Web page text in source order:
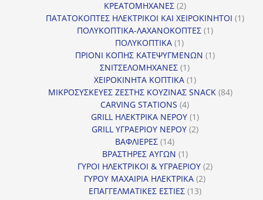
προϊόν
ΚΡΕΑΤΟΜΗΧΑΝΕΣ 22
προϊόντα
ΠΑΤΑΤΟΚΟΠΤΕΣ ΗΛΕΚΤΡΙΚΟΙ ΚΑΙ ΧΕΙΡΟΚΙΝΗΤΟΙ 11
ΠΟΛΥΚΟΠΤΙΚΑ-ΛΑΧΑΝΟΚΟΠΤΕΣ 11
ΠΟΛΥΚΟΠΤΙΚΑ 11
προϊόν
ΠΡΙΟΝΙ ΚΟΠΗΣ ΚΑΤΕΨΥΓΜΕΝΩΝ 11
ΣΝΙΤΣΕΛΟΜΗΧΑΝΕΣ 11
προϊόν
ΧΕΙΡΟΚΙΝΗΤΑ ΚΟΠΤΙΚΑ 11
προϊόν
ΜΙΚΡΟΣΥΣΚΕΥΕΣ ΖΕΣΤΗΣ ΚΟΥΖΙΝΑΣ SNACK 8484
CARVING STATIONS 44
προϊόντα
GRILL ΗΛΕΚΤΡΙΚΑ ΝΕΡΟΥ 11
προϊόν
GRILL ΥΓΡΑΕΡΙΟΥ ΝΕΡΟΥ 22
ΒΑΦΛΙΕΡΕΣ 1414
προϊόντα
ΒΡΑΣΤΗΡΕΣ ΑΥΓΩΝ 11
προϊόν
ΓΥΡΟΙ ΗΛΕΚΤΡΙΚΟΙ & ΥΓΡΑΕΡΙΟΥ 22
ΓΥΡΟΥ ΜΑΧΑΙΡΙΑ ΗΛΕΚΤΡΙΚΑ 22
ΕΠΑΓΓΕΛΜΑΤΙΚΕΣ ΕΣΤΙΕΣ 1313